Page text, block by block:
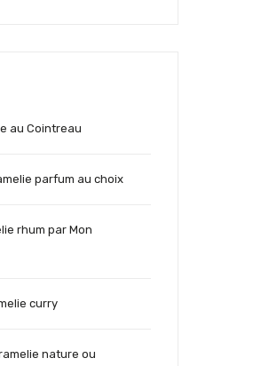
au Cointreau
parfum au choix
rhum par Mon
curry
nature ou